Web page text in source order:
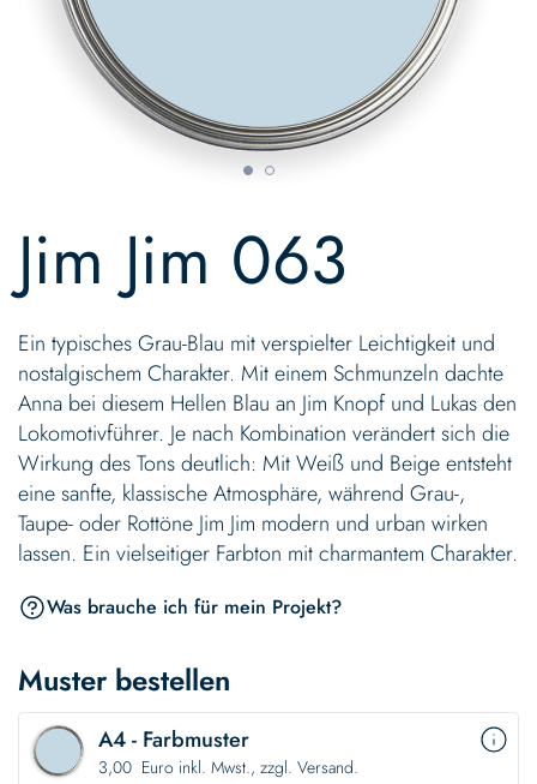
Jim Jim 063
Ein typisches Grau-Blau mit verspielter Leichtigkeit und
nostalgischem Charakter. Mit einem Schmunzeln dachte
Anna bei diesem Hellen Blau an Jim Knopf und Lukas den
Lokomotivführer. Je nach Kombination verändert sich die
Wirkung des Tons deutlich: Mit Weiß und Beige entsteht
eine sanfte, klassische Atmosphäre, während Grau-,
Taupe- oder Rottöne Jim Jim modern und urban wirken
lassen. Ein vielseitiger Farbton mit charmantem Charakter.
Was brauche ich für mein Projekt?
Muster bestellen
A4 - Farbmuster
3,00 Euro inkl. Mwst., zzgl. Versand.
beginning
of
images
gallery